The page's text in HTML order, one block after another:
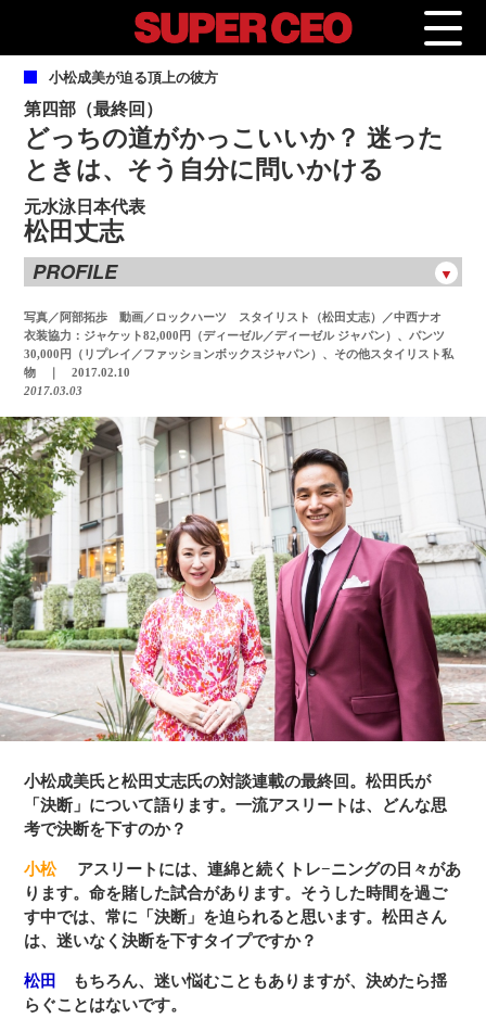
小松成美が迫る頂上の彼方
第四部（最終回）
どっちの道がかっこいいか？ 迷った
ときは、そう自分に問いかける
元水泳日本代表
松田丈志
PROFILE
松田丈志
宮崎県延岡市出身。地元・東海（とうみ）スイミングクラブ
で４歳から水泳を始める。久世由美子コーチ指導のもと頭角
を現し、2004年のアテネでオリンピック初出場を果たす。
得。2012年3度目となるロンドン五輪に競泳チームのキャプテ
ンとして出場し200ｍバタフライで銅メダルに輝く。また400
ｍメドレーリレーでは、日本競泳史上初となる銀メダルを獲
得し、レース終了後のインタビューで 「康介さんを手ぶらで
帰らせるわけにはいかない」とコメントし、2012年新語・流
行語大賞のトップテンに選出される。2016年にリオデジャネ
イロで開催されたオリンピックでは、男子800ｍフリーリレー
で銅メダルを獲得し有終の美を飾る。同年現役を引退。
写真／阿部拓歩 動画／ロックハーツ スタイリスト（松田丈志）／中西ナオ
衣装協力：ジャケット82,000円（ディーゼル／ディーゼル ジャパン）、パンツ
30,000円（リプレイ／ファッションボックスジャパン）、その他スタイリスト私
物 ｜ 2017.02.10
2017.03.03
小松成美氏と松田丈志氏の対談連載の最終回。松田氏が
「決断」について語ります。一流アスリートは、どんな思
考で決断を下すのか？
小松アスリートには、連綿と続くトレ−ニングの日々があ
ります。命を賭した試合があります。そうした時間を過ご
す中では、常に「決断」を迫られると思います。松田さん
は、迷いなく決断を下すタイプですか？
松田
もちろん、迷い悩むこともありますが、決めたら揺
らぐことはないです。